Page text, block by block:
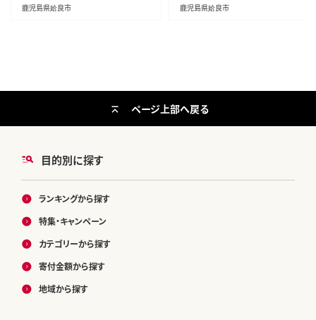
鹿児島県姶良市
不使用 無添加 スイーツ おやつ 常
鹿児島県姶良市
目的別に探す
ランキングから探す
特集・キャンペーン
カテゴリーから探す
寄付金額から探す
地域から探す
ページ上部へ戻る